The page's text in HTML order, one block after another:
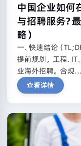
中国企业如何
与招聘服务？
略）
一、快速结论（
提前规划。 工程、
业海外招聘。 合规...
查看详情